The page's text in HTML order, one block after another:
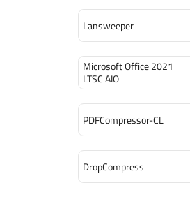
Lansweeper
Microsoft Office 2021
LTSC AIO
PDFCompressor-CL
DropCompress